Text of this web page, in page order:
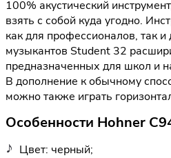
100% акустический
взять с собой куда угодно.
как для профессионалов, так
музыкантов Student 32
предназначенных для школ и
В дополнение к обычному
можно также играть
Особенности Hohner
Цвет: черный;